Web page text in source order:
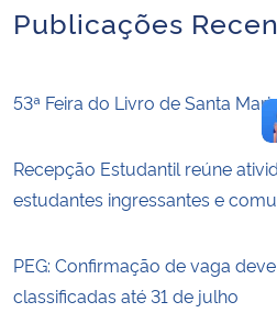
Publicações
53ª Feira do Livro de Santa
Recepção Estudantil reúne
estudantes ingressantes e
PEG: Confirmação de vaga
classificadas até 31 de julho